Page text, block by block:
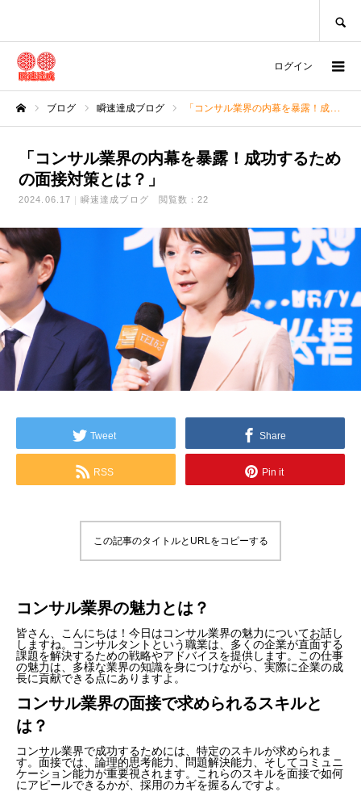
ログイン
ブログ 瞬速達成ブログ 「コンサル業界の内幕を暴露！成功するための面接対策とは？」
「コンサル業界の内幕を暴露！成功するため
の面接対策とは？」
2024.06.17 瞬速達成ブログ 閲覧数：22
Tweet Share
RSS Pin it
この記事のタイトルとURLをコピーする
コンサル業界の魅力とは？
皆さん、こんにちは！今日はコンサル業界の魅力についてお話し
しますね。コンサルタントという職業は、多くの企業が直面する
課題を解決するための戦略やアドバイスを提供します。この仕事
の魅力は、多様な業界の知識を身につけながら、実際に企業の成
長に貢献できる点にありますよ。
コンサル業界の面接で求められるスキルと
は？
コンサル業界で成功するためには、特定のスキルが求められま
す。面接では、論理的思考能力、問題解決能力、そしてコミュニ
ケーション能力が重要視されます。これらのスキルを面接で如何
にアピールできるかが、採用のカギを握るんですよ。